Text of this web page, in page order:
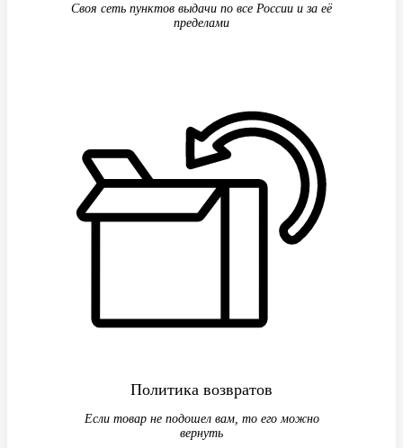
Своя сеть пунктов выдачи по все России и за её
пределами
Политика возвратов
Если товар не подошел вам, то его можно
вернуть